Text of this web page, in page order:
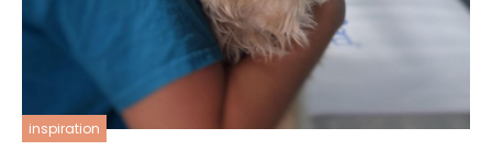
inspiration